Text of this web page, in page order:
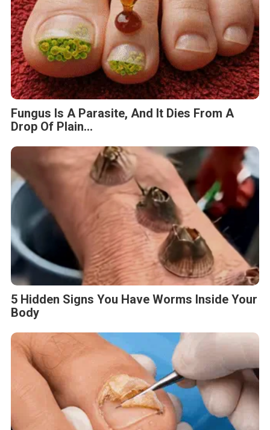
Fungus Is A Parasite, And It Dies From A
Drop Of Plain...
5 Hidden Signs You Have Worms Inside Your
Body